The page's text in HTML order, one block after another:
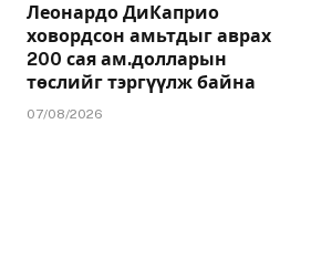
Леонардо ДиКаприо
ховордсон амьтдыг аврах
200 сая ам.долларын
төслийг тэргүүлж байна
07/08/2026